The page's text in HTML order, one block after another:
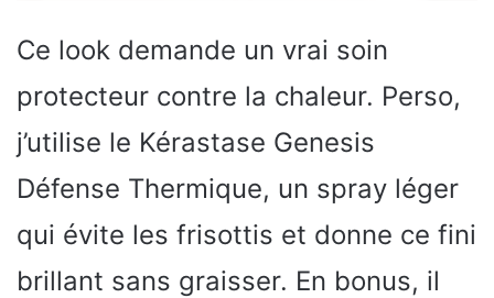
Ce look demande un vrai soin
protecteur contre la chaleur. Perso,
j’utilise le Kérastase Genesis
Défense Thermique, un spray léger
qui évite les frisottis et donne ce fini
brillant sans graisser. En bonus, il